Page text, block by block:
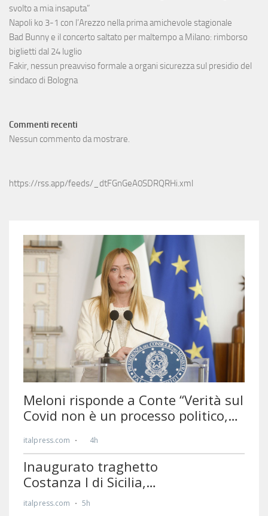
svolto a mia insaputa”
Napoli ko 3-1 con l’Arezzo nella prima amichevole stagionale
Bad Bunny e il concerto saltato per maltempo a Milano: rimborso
biglietti dal 24 luglio
Fakir, nessun preavviso formale a organi sicurezza sul presidio del
sindaco di Bologna
Commenti recenti
Nessun commento da mostrare.
https://rss.app/feeds/_dtFGnGeA0SDRQRHi.xml